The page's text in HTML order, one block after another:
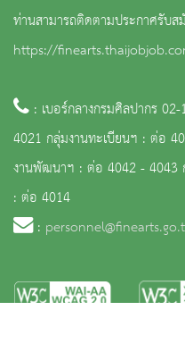
ท่านสามารถติดตามประกาศรับส
https://
: เบอร์กลางกรมศิลปากร
4021 กลุ่มงานทะเบียนฯ : ต่อ
งานพัฒนาฯ : ต่อ 4042 - 4043
: ต่อ 4014
: